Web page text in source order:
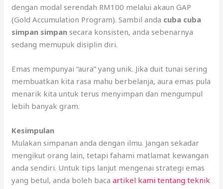
dengan modal serendah RM100 melalui akaun GAP
(Gold Accumulation Program). Sambil anda cuba cuba
simpan simpan secara konsisten, anda sebenarnya
sedang memupuk disiplin diri.
Emas mempunyai “aura” yang unik. Jika duit tunai sering
membuatkan kita rasa mahu berbelanja, aura emas pula
menarik kita untuk terus menyimpan dan mengumpul
lebih banyak gram.
Kesimpulan
Mulakan simpanan anda dengan ilmu. Jangan sekadar
mengikut orang lain, tetapi fahami matlamat kewangan
anda sendiri. Untuk tips lanjut mengenai strategi emas
yang betul, anda boleh bacaartikel kami tentang teknik